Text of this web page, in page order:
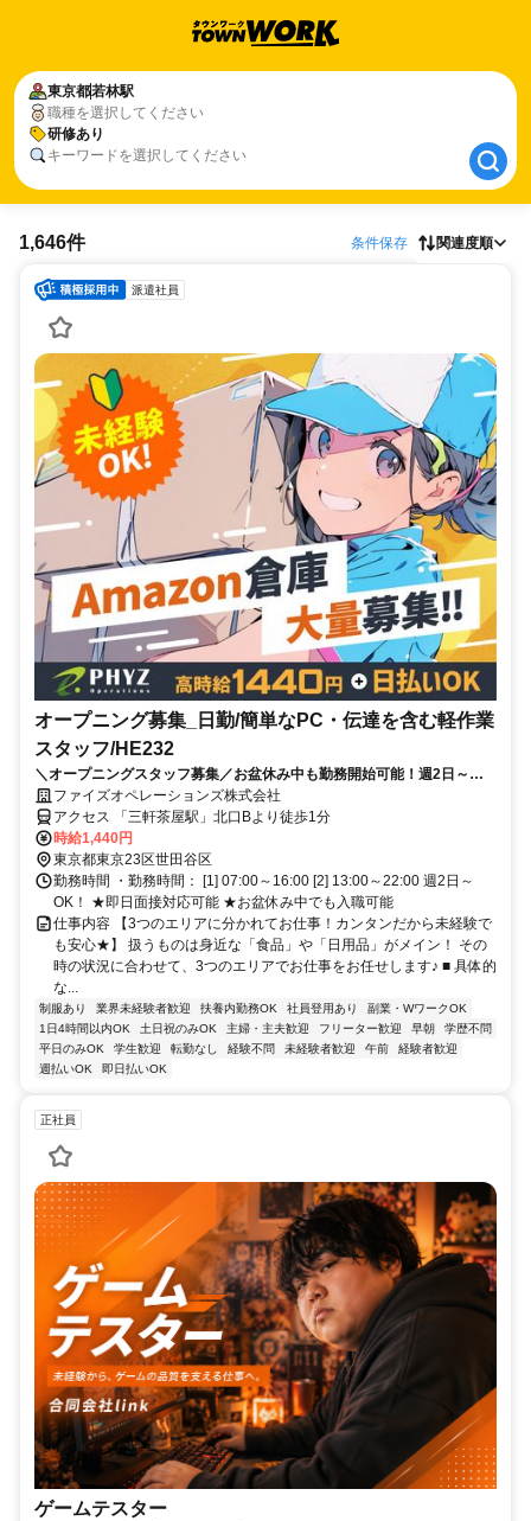
東京都若林駅
職種を選択してください
研修あり
キーワードを選択してください
東京都若林駅
研修あり
1,646件 条件保存 関連度順
派遣社員
オープニング募集_日勤/簡単なPC・伝達を含む軽作業
スタッフ/HE232
＼オープニングスタッフ募集／お盆休み中も勤務開始可能！週2日～
◎！未経験OK！”早く働きたい！”方大歓迎★
ファイズオペレーションズ株式会社
アクセス 「三軒茶屋駅」北口Bより徒歩1分
時給1,440円
東京都東京23区世田谷区
勤務時間 ・勤務時間： [1] 07:00～16:00 [2] 13:00～22:00 週2日～
OK！ ★即日面接対応可能 ★お盆休み中でも入職可能
仕事内容 【3つのエリアに分かれてお仕事！カンタンだから未経験で
も安心★】 扱うものは身近な「食品」や「日用品」がメイン！ その
時の状況に合わせて、3つのエリアでお仕事をお任せします♪ ■ 具体的
な...
制服あり 業界未経験者歓迎 扶養内勤務OK 社員登用あり
副業・WワークOK
1日4時間以内OK
土日祝のみOK 主婦・主夫歓迎 フリーター歓迎 早朝
学歴不問
平日のみOK
学生歓迎 転勤なし 経験不問 未経験者歓迎 午前
経験者歓迎
週払いOK
即日払いOK
正社員
ゲームテスター